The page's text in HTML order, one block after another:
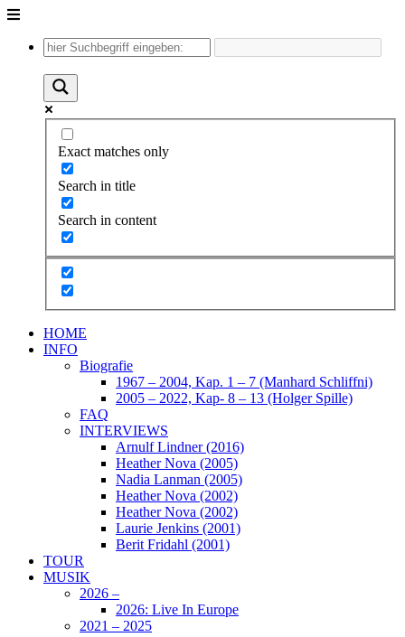
Unter
Inhalt
Exact matches only
Search in title
Search in content
HOME
INFO
Biografie
1967 – 2004, Kap. 1 – 7 (Manhard Schliffni)
2005 – 2022, Kap- 8 – 13 (Holger Spille)
FAQ
INTERVIEWS
Arnulf Lindner (2016)
Heather Nova (2005)
Nadia Lanman (2005)
Heather Nova (2002)
Heather Nova (2002)
Laurie Jenkins (2001)
Berit Fridahl (2001)
TOUR
MUSIK
2026 –
2026: Live In Europe
2021 – 2025